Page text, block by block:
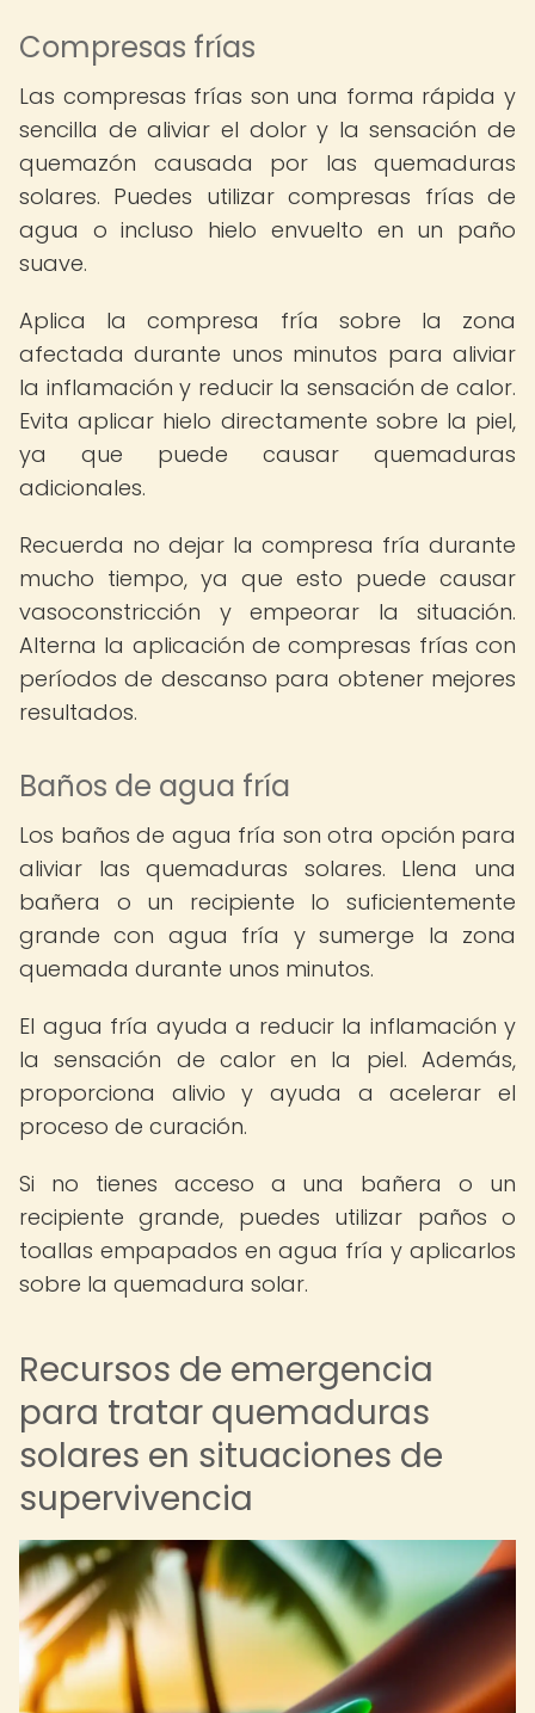
Compresas frías
Las compresas frías son una forma rápida y
sencilla de aliviar el dolor y la sensación de
quemazón causada por las quemaduras
solares. Puedes utilizar compresas frías de
agua o incluso hielo envuelto en un paño
suave.
Aplica la compresa fría sobre la zona
afectada durante unos minutos para aliviar
la inflamación y reducir la sensación de calor.
Evita aplicar hielo directamente sobre la piel,
ya que puede causar quemaduras
adicionales.
Recuerda no dejar la compresa fría durante
mucho tiempo, ya que esto puede causar
vasoconstricción y empeorar la situación.
Alterna la aplicación de compresas frías con
períodos de descanso para obtener mejores
resultados.
Baños de agua fría
Los baños de agua fría son otra opción para
aliviar las quemaduras solares. Llena una
bañera o un recipiente lo suficientemente
grande con agua fría y sumerge la zona
quemada durante unos minutos.
El agua fría ayuda a reducir la inflamación y
la sensación de calor en la piel. Además,
proporciona alivio y ayuda a acelerar el
proceso de curación.
Si no tienes acceso a una bañera o un
recipiente grande, puedes utilizar paños o
toallas empapados en agua fría y aplicarlos
sobre la quemadura solar.
Recursos de emergencia
para tratar quemaduras
solares en situaciones de
supervivencia